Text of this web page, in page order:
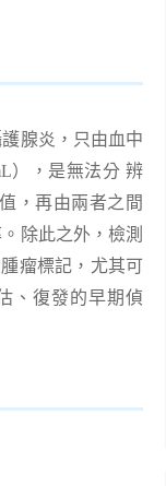
腺炎，只由血中
），是無法分 辨
值，再由兩者之間
除此之外，檢測
瘤標記，尤其可
、復發的早期偵